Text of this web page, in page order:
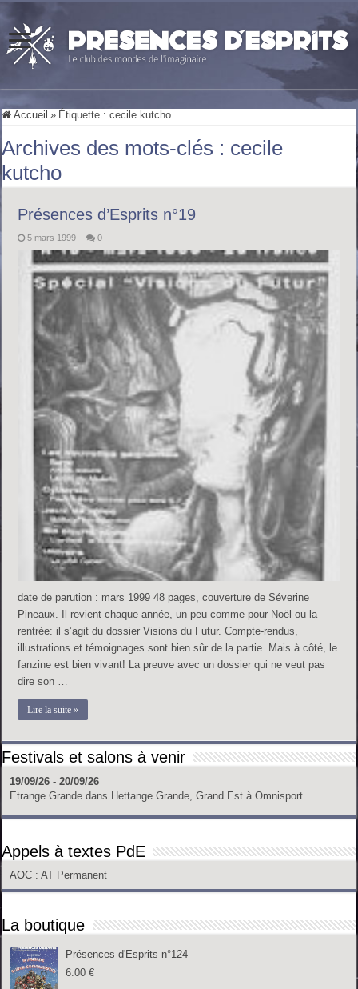
Accueil » Étiquette :cecile kutcho
Archives des mots-clés : cecile
kutcho
Présences d’Esprits n°19
5 mars 1999 0
date de parution : mars 1999 48 pages, couverture de Séverine
Pineaux. Il revient chaque année, un peu comme pour Noël ou la
rentrée: il s’agit du dossier Visions du Futur. Compte-rendus,
illustrations et témoignages sont bien sûr de la partie. Mais à côté, le
fanzine est bien vivant! La preuve avec un dossier qui ne veut pas
dire son …
Lire la suite »
Festivals et salons à venir
19/09/26 - 20/09/26
Etrange Grande dans Hettange Grande, Grand Est à Omnisport
Appels à textes PdE
AOC : AT Permanent
La boutique
Présences d'Esprits n°124
6.00€